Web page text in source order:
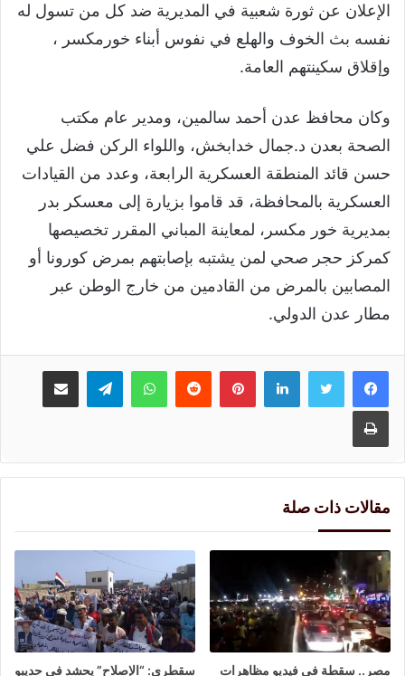
الإعلان عن ثورة شعبية في المديرية ضد كل من تسول له
نفسه بث الخوف والهلع في نفوس أبناء خورمكسر ،
وإقلاق سكينتهم العامة.
وكان محافظ عدن أحمد سالمين، ومدير عام مكتب
الصحة بعدن د.جمال خدابخش، واللواء الركن فضل علي
حسن قائد المنطقة العسكرية الرابعة، وعدد من القيادات
العسكرية بالمحافظة، قد قاموا بزيارة إلى معسكر بدر
بمديرية خور مكسر، لمعاينة المباني المقرر تخصيصها
كمركز حجر صحي لمن يشتبه بإصابتهم بمرض كورونا أو
المصابين بالمرض من القادمين من خارج الوطن عبر
مطار عدن الدولي.
لينكدإنبينتيريست واتسابتيلقرام مشاركة عبر البريد
طباعة
مقالات ذات صلة
مصر.. سقطة في فيديو مظاهرات سقطرى: “الإصلاح” يحشد في حديبو